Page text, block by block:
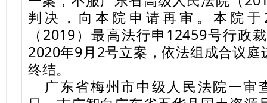
判决，向本院申请再审。本院
（2019）最高法行申12459号行政
2020年9月2号立案，依法组成合议
终结。
广东省梅州市中级人民法院一审